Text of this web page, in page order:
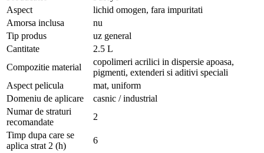
Aspect
lichid omogen, fara impuritati
Amorsa inclusa
nu
Tip produs
uz general
Cantitate
2.5 L
Compozitie material
copolimeri acrilici in dispersie apoasa,
pigmenti, extenderi si aditivi speciali
Aspect pelicula
mat, uniform
Domeniu de aplicare
casnic / industrial
Numar de straturi
recomandate
2
Timp dupa care se
aplica strat 2 (h)
6